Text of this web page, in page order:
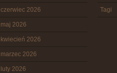
czerwiec 2026
maj 2026
kwiecień 2026
marzec 2026
luty 2026
Tagi